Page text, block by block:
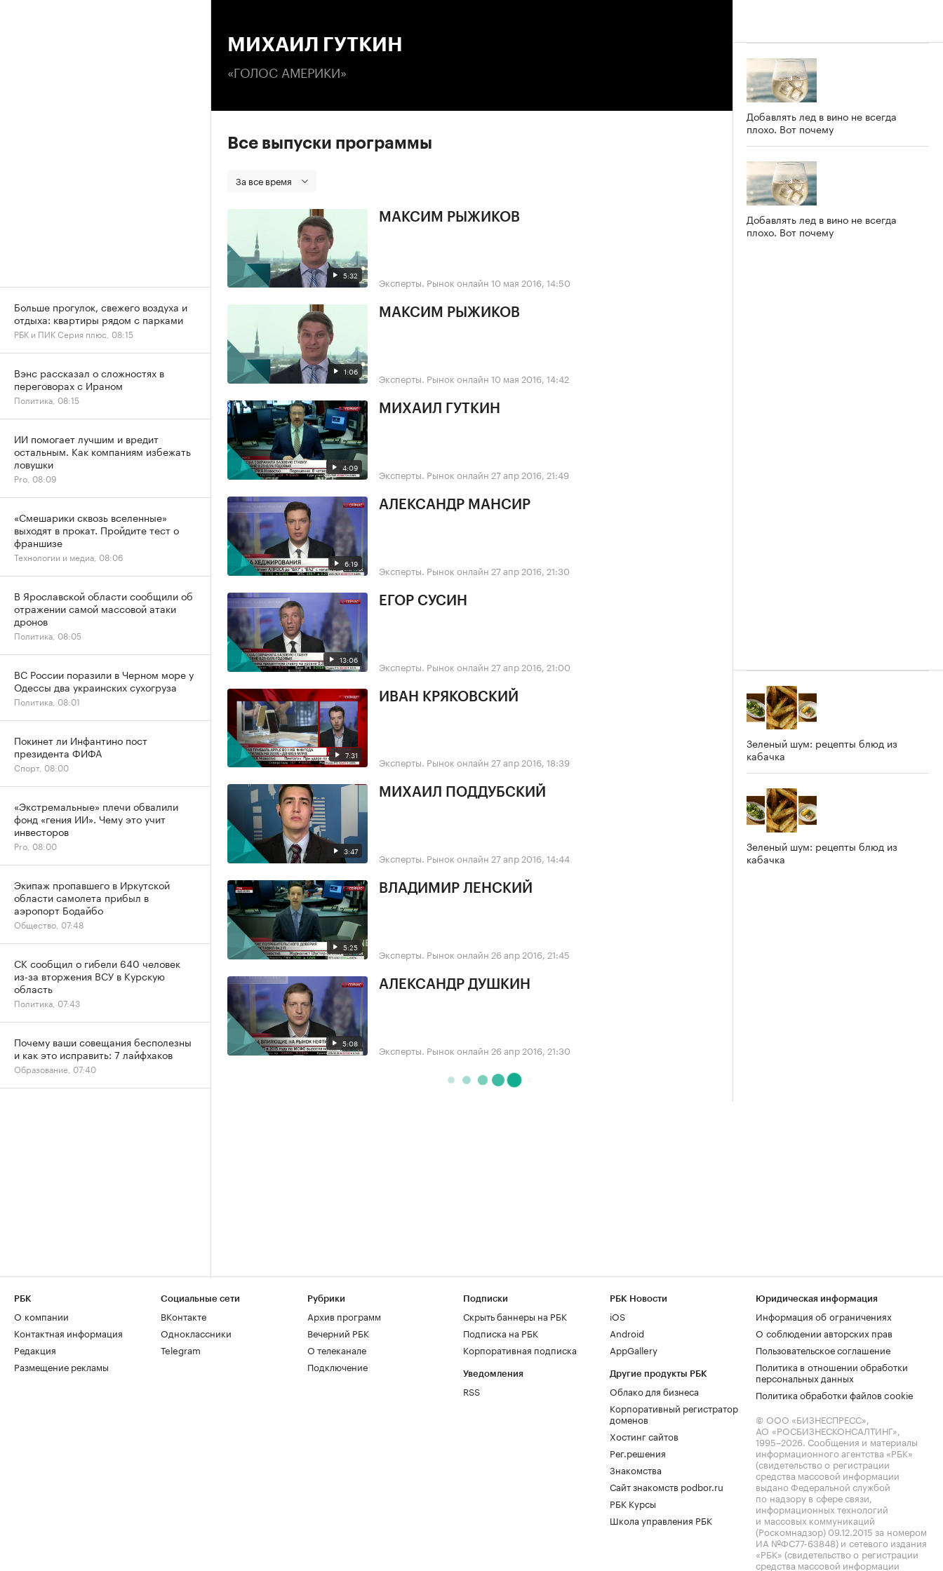
МИХАИЛ ГУТКИН
«ГОЛОС АМЕРИКИ»
Все выпуски программы
За все время
5:32
МАКСИМ РЫЖИКОВ
Эксперты. Рынок онлайн 10 мая 2016, 14:50
1:06
МАКСИМ РЫЖИКОВ
Эксперты. Рынок онлайн 10 мая 2016, 14:42
4:09
МИХАИЛ ГУТКИН
Эксперты. Рынок онлайн 27 апр 2016, 21:49
6:19
АЛЕКСАНДР МАНСИР
Эксперты. Рынок онлайн 27 апр 2016, 21:30
13:06
ЕГОР СУСИН
Эксперты. Рынок онлайн 27 апр 2016, 21:00
7:31
ИВАН КРЯКОВСКИЙ
Эксперты. Рынок онлайн 27 апр 2016, 18:39
3:47
МИХАИЛ ПОДДУБСКИЙ
Эксперты. Рынок онлайн 27 апр 2016, 14:44
5:25
ВЛАДИМИР ЛЕНСКИЙ
Эксперты. Рынок онлайн 26 апр 2016, 21:45
5:08
АЛЕКСАНДР ДУШКИН
Эксперты. Рынок онлайн 26 апр 2016, 21:30
Добавлять лед в вино не всегда
плохо. Вот почему
Добавлять лед в вино не всегда
плохо. Вот почему
Зеленый шум: рецепты блюд из
кабачка
Зеленый шум: рецепты блюд из
кабачка
Больше прогулок, свежего воздуха и
отдыха: квартиры рядом с парками
РБК и ПИК Серия плюс, 08:15
Вэнс рассказал о сложностях в
переговорах с Ираном
Политика, 08:15
ИИ помогает лучшим и вредит
остальным. Как компаниям избежать
ловушки
Pro, 08:09
«Смешарики сквозь вселенные»
выходят в прокат. Пройдите тест о
франшизе
Технологии и медиа, 08:06
В Ярославской области сообщили об
отражении самой массовой атаки
дронов
Политика, 08:05
ВС России поразили в Черном море у
Одессы два украинских сухогруза
Политика, 08:01
Покинет ли Инфантино пост
президента ФИФА
Спорт, 08:00
«Экстремальные» плечи обвалили
фонд «гения ИИ». Чему это учит
инвесторов
Pro, 08:00
Экипаж пропавшего в Иркутской
области самолета прибыл в
аэропорт Бодайбо
Общество, 07:48
СК сообщил о гибели 640 человек
из-за вторжения ВСУ в Курскую
область
Политика, 07:43
Почему ваши совещания бесполезны
и как это исправить: 7 лайфхаков
Образование, 07:40
РБК
О компании
Контактная информация
Редакция
Размещение рекламы
Социальные сети
ВКонтакте
Одноклассники
Telegram
Рубрики
Архив программ
Вечерний РБК
О телеканале
Подключение
Подписки
Скрыть баннеры на РБК
Подписка на РБК
Корпоративная подписка
Уведомления
RSS
РБК Новости
iOS
Android
AppGallery
Другие продукты РБК
Облако для бизнеса
Корпоративный регистратор
доменов
Хостинг сайтов
Рег.решения
Знакомства
Сайт знакомств podbor.ru
РБК Курсы
Школа управления РБК
Юридическая информация
Информация об ограничениях
О соблюдении авторских прав
Пользовательское соглашение
Политика в отношении обработки
персональных данных
Политика обработки файлов cookie
© ООО «БИЗНЕСПРЕСС»,
АО «РОСБИЗНЕСКОНСАЛТИНГ»,
1995–2026. Сообщения и материалы
информационного агентства «РБК»
(свидетельство о регистрации
средства массовой информации
выдано Федеральной службой
по надзору в сфере связи,
информационных технологий
и массовых коммуникаций
(Роскомнадзор) 09.12.2015 за номером
ИА №ФС77-63848) и сетевого издания
«РБК» (свидетельство о регистрации
средства массовой информации